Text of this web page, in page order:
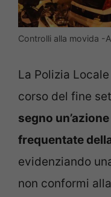
Controlli alla movida -
La Polizia
corso del fine
segno
frequentate
evidenziando
non conformi